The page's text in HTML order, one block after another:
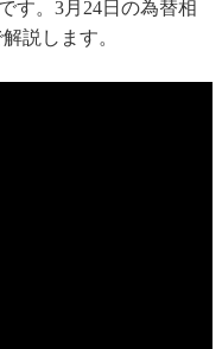
す。3月24日の為替相
説します。